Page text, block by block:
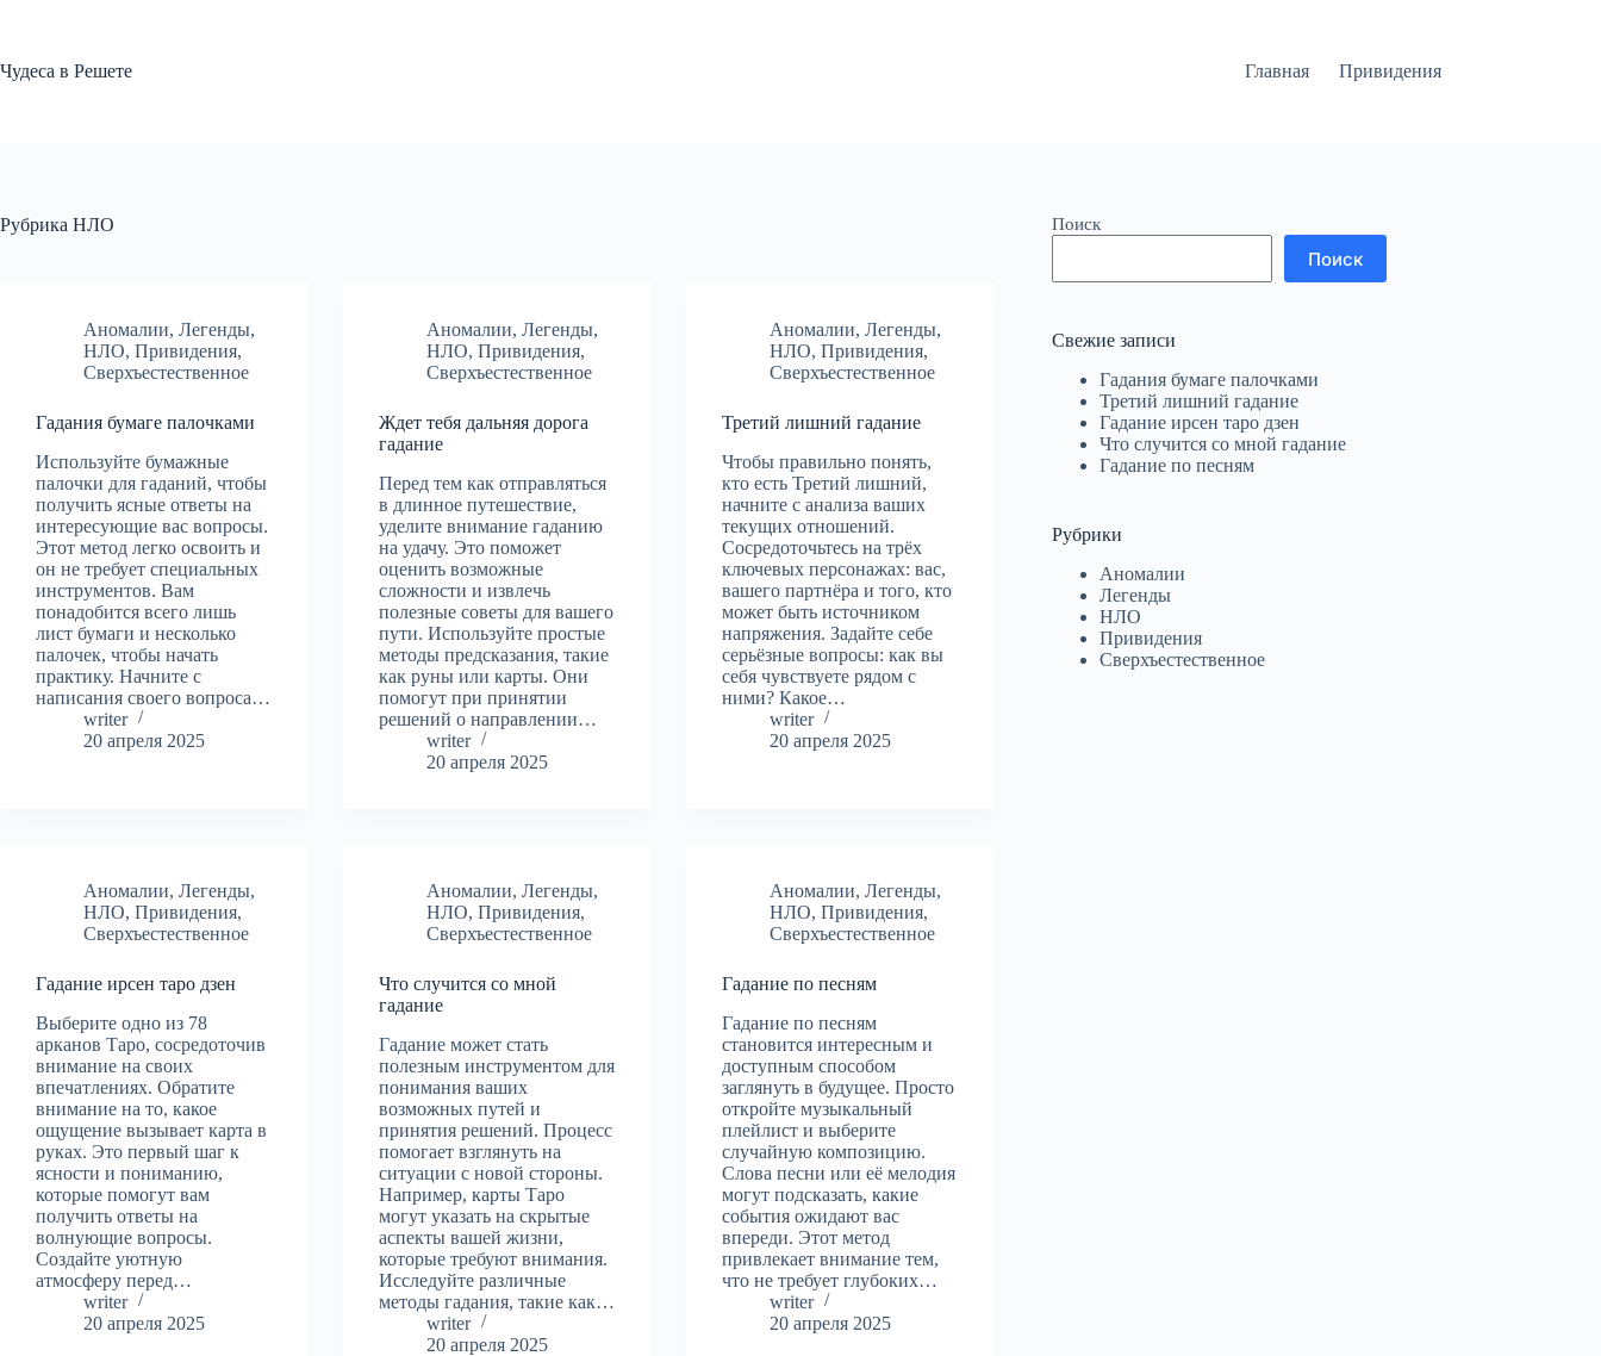
Чудеса в Решете
Главная Привидения
Рубрика НЛО
Аномалии, Легенды,
НЛО, Привидения,
Сверхъестественное
Гадания бумаге палочками
Используйте бумажные
палочки для гаданий, чтобы
получить ясные ответы на
интересующие вас вопросы.
Этот метод легко освоить и
он не требует специальных
инструментов. Вам
понадобится всего лишь
лист бумаги и несколько
палочек, чтобы начать
практику. Начните с
написания своего вопроса…
writer
20 апреля 2025
Аномалии,Легенды,
НЛО,Привидения,
Сверхъестественное
Ждет тебя дальняя дорога
гадание
Перед тем как отправляться
в длинное путешествие,
уделите внимание гаданию
на удачу. Это поможет
оценить возможные
сложности и извлечь
полезные советы для вашего
пути. Используйте простые
методы предсказания, такие
как руны или карты. Они
помогут при принятии
решений о направлении…
writer
20 апреля 2025
Аномалии,Легенды,
НЛО,Привидения,
Сверхъестественное
Третий лишний гадание
Чтобы правильно понять,
кто есть Третий лишний,
начните с анализа ваших
текущих отношений.
Сосредоточьтесь на трёх
ключевых персонажах: вас,
вашего партнёра и того, кто
может быть источником
напряжения. Задайте себе
серьёзные вопросы: как вы
себя чувствуете рядом с
ними? Какое…
writer
20 апреля 2025
Аномалии, Легенды,
НЛО, Привидения,
Сверхъестественное
Гадание ирсен таро дзен
Выберите одно из 78
арканов Таро, сосредоточив
внимание на своих
впечатлениях. Обратите
внимание на то, какое
ощущение вызывает карта в
руках. Это первый шаг к
ясности и пониманию,
которые помогут вам
получить ответы на
волнующие вопросы.
Создайте уютную
атмосферу перед…
writer
20 апреля 2025
Аномалии,Легенды,
НЛО,Привидения,
Сверхъестественное
Что случится со мной
гадание
Гадание может стать
полезным инструментом для
понимания ваших
возможных путей и
принятия решений. Процесс
помогает взглянуть на
ситуации с новой стороны.
Например, карты Таро
могут указать на скрытые
аспекты вашей жизни,
которые требуют внимания.
Исследуйте различные
методы гадания, такие как…
writer
20 апреля 2025
Аномалии,Легенды,
НЛО,Привидения,
Сверхъестественное
Гадание по песням
Гадание по песням
становится интересным и
доступным способом
заглянуть в будущее. Просто
откройте музыкальный
плейлист и выберите
случайную композицию.
Слова песни или её мелодия
могут подсказать, какие
события ожидают вас
впереди. Этот метод
привлекает внимание тем,
что не требует глубоких…
writer
20 апреля 2025
Поиск
Поиск
Свежие записи
Гадания бумаге палочками
Третий лишний гадание
Гадание ирсен таро дзен
Что случится со мной гадание
Гадание по песням
Рубрики
Аномалии
Легенды
НЛО
Привидения
Сверхъестественное